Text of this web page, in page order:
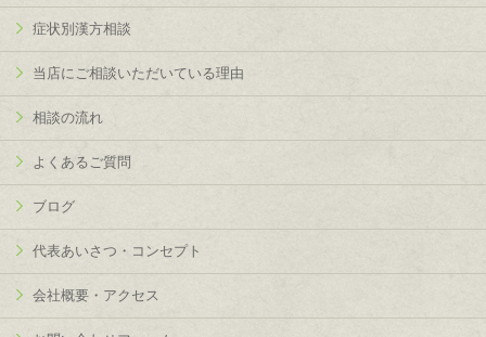
症状別漢方相談
当店にご相談いただいている理由
相談の流れ
よくあるご質問
ブログ
代表あいさつ・コンセプト
会社概要・アクセス